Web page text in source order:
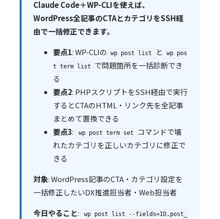
Claude Code＋WP-CLIを使えば、
WordPress全記事のCTAとカテゴリをSSH経
由で一括修正できます。
要点1: WP-CLIの wp post list と
wp pos
t term list
で問題箇所を一括診断でき
る
要点2: PHPスクリプトをSSH経由で実行
するとCTAのHTML・リンク先を全記事
まとめて置換できる
要点3: wp post term set
コマンドで壊
れたカテゴリを正しいカテゴリに修正で
きる
対象: WordPress記事のCTA・カテゴリ設定を
一括修正したいDX推進担当者・Web担当者
今日やること:
wp post list --fields=ID,post_